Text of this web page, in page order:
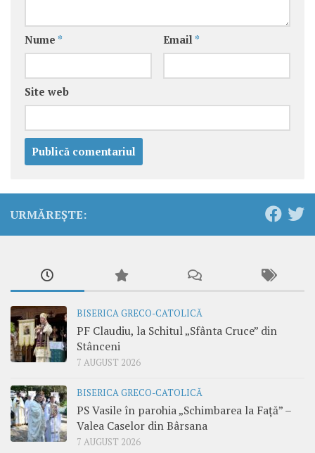
Nume * Email *
Site web
URMĂREȘTE:
BISERICA GRECO-CATOLICĂ
PF Claudiu, la Schitul „Sfânta Cruce” din
Stânceni
7 AUGUST 2026
BISERICA GRECO-CATOLICĂ
PS Vasile în parohia „Schimbarea la Față” –
Valea Caselor din Bârsana
7 AUGUST 2026